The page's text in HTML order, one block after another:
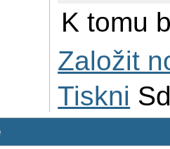
K tomu
Založit
Tiskni